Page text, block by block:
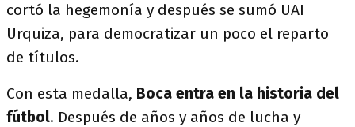
cortó la hegemonía y después se sumó UAI
Urquiza, para democratizar un poco el reparto
de títulos.
Con esta medalla, Boca entra en la historia del
fútbol. Después de años y años de lucha y